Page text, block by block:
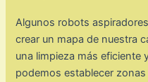
Algunos robots
crear un mapa de nuestra
una limpieza más eficiente
podemos establecer